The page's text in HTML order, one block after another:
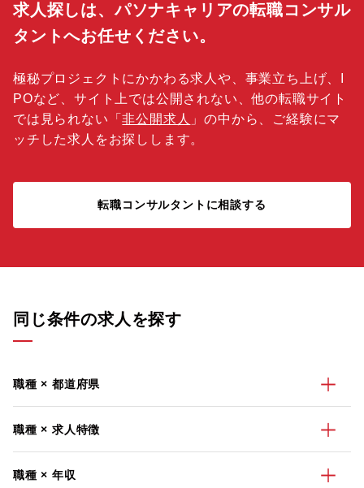
求人探しは、パソナキャリアの転職コンサル
タントへお任せください。
極秘プロジェクトにかかわる求人や、事業立ち上げ、I
POなど、サイト上では公開されない、他の転職サイト
では見られない「非公開求人 」の中から、ご経験にマ
ッチした求人をお探しします。
転職コンサルタントに相談する
同じ条件の求人を探す
職種 × 都道府県
職種 × 求人特徴
職種 × 年収